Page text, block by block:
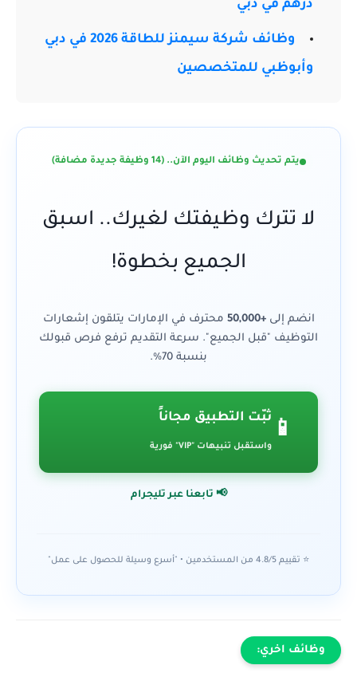
درهم في دبي
وظائف شركة سيمنز للطاقة 2026 في دبي
وأبوظبي للمتخصصين
يتم تحديث وظائف اليوم الآن.. (14 وظيفة جديدة مضافة)
لا تترك وظيفتك لغيرك.. اسبق
الجميع بخطوة!
انضم إلى+50,000
محترف في الإمارات يتلقون إشعارات
التوظيف "قبل الجميع". سرعة التقديم ترفع فرص قبولك
بنسبة 70%.
📱
ثبّت التطبيق مجاناً
واستقبل تنبيهات "VIP" فورية
📢 تابعنا عبر تليجرام
⭐ تقييم 4.8/5 من المستخدمين • "أسرع وسيلة للحصول على عمل"
وظائف اخري: